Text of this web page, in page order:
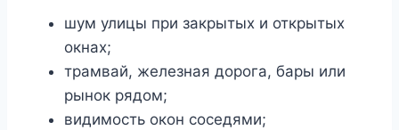
шум улицы при закрытых и открытых
окнах;
трамвай, железная дорога, бары или
рынок рядом;
видимость окон соседями;